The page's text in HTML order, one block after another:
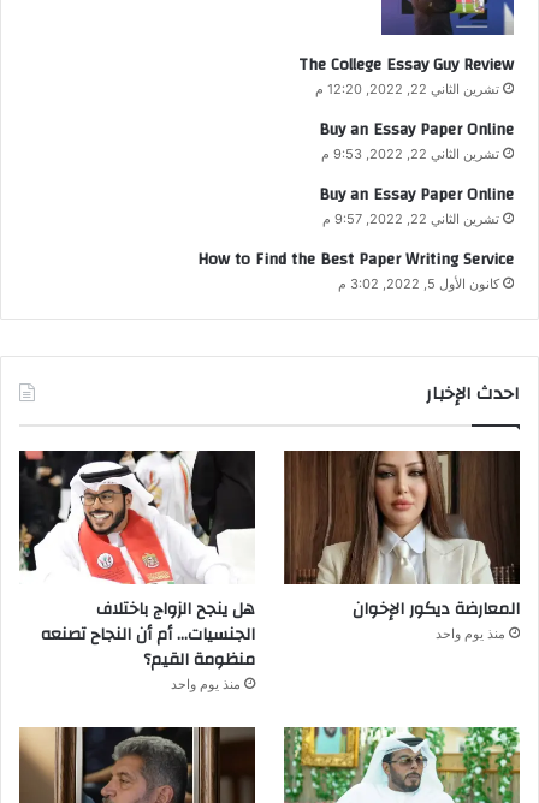
The College Essay Guy Review
تشرين الثاني 22, 2022, 12:20 م
Buy an Essay Paper Online
تشرين الثاني 22, 2022, 9:53 م
Buy an Essay Paper Online
تشرين الثاني 22, 2022, 9:57 م
How to Find the Best Paper Writing Service
كانون الأول 5, 2022, 3:02 م
احدث الإخبار
المعارضة ديكور الإخوان
منذ يوم واحد
هل ينجح الزواج باختلاف
الجنسيات… أم أن النجاح تصنعه
منظومة القيم؟
منذ يوم واحد